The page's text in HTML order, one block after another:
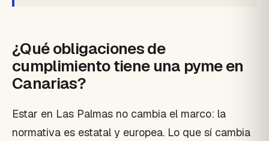
¿Qué obligaciones de
cumplimiento tiene una pyme en
Canarias?
Estar en Las Palmas no cambia el marco: la
normativa es estatal y europea. Lo que sí cambia